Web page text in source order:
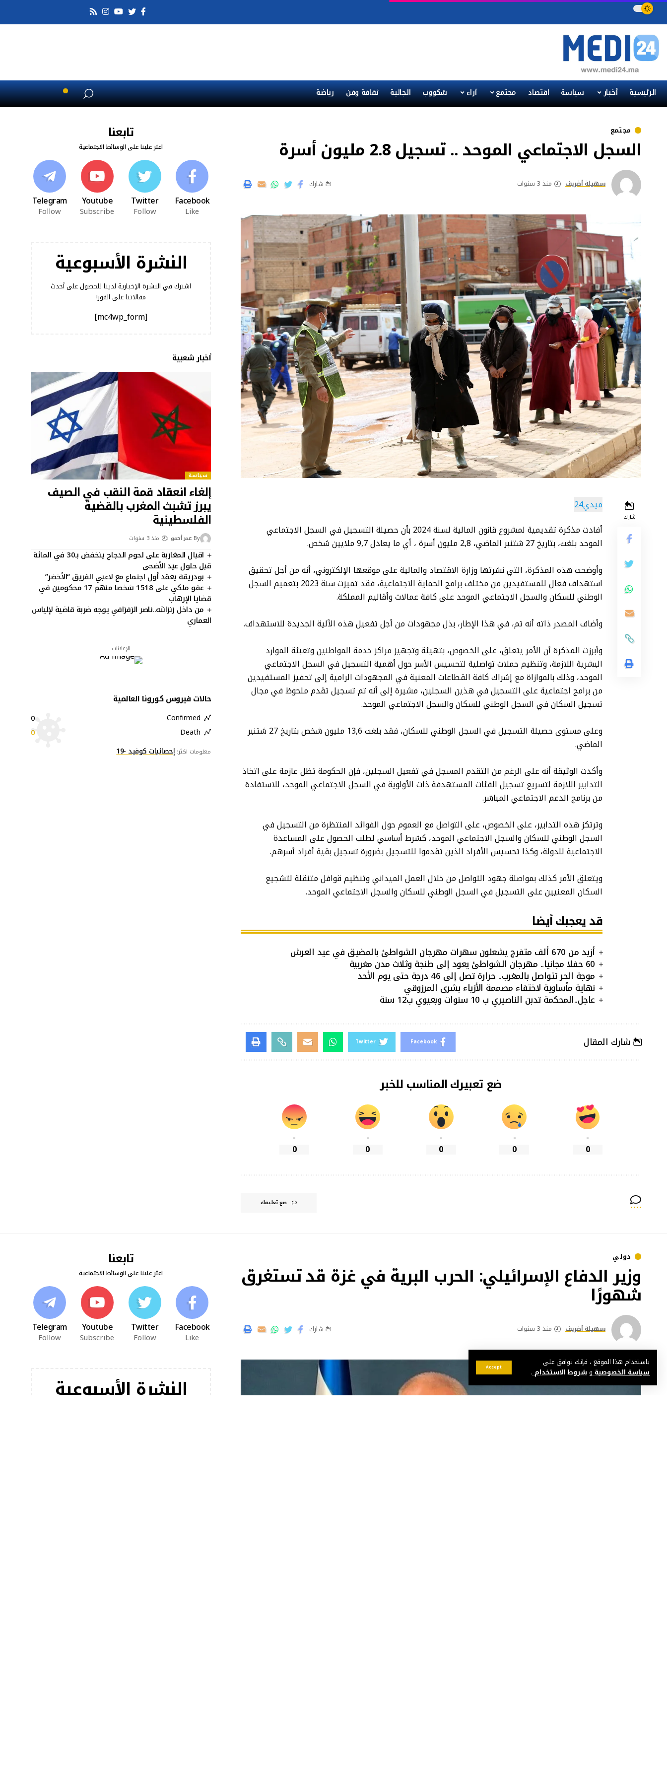
باستخدام هذا الموقع ، فإنك توافق على
سياسة الخصوصيةو شروط الاستخدام.
Accept
الرئيسية أخبار سياسة اقتصاد مجتمع آراء سْكووب الجالية ثقافة وفن رياضة
مجتمع
السجل الاجتماعي الموحد .. تسجيل 2.8 مليون أسرة
سهيلة أضريف منذ 3 سنوات شارك
شارك
ميدي24
أفادت مذكرة تقديمية لمشروع قانون المالية لسنة 2024 بأن حصيلة التسجيل في السجل الاجتماعي
الموحد بلغت، بتاريخ 27 شتنبر الماضي، 2,8 مليون أسرة ، أي ما يعادل 9,7 ملايين شخص.
وأوضحت هذه المذكرة، التي نشرتها وزارة الاقتصاد والمالية على موقعها الإلكتروني، أنه من أجل تحقيق
استهداف فعال للمستفيدين من مختلف برامج الحماية الاجتماعية، فقد تميزت سنة 2023 بتعميم السجل
الوطني للسكان والسجل الاجتماعي الموحد على كافة عمالات وأقاليم المملكة.
وأضاف المصدر ذاته أنه تم، في هذا الإطار، بذل مجهودات من أجل تفعيل هذه الآلية الجديدة للاستهداف.
وأبرزت المذكرة أن الأمر يتعلق، على الخصوص، بتهيئة وتجهيز مراكز خدمة المواطنين وتعبئة الموارد
البشرية اللازمة، وتنظيم حملات تواصلية لتحسيس الأسر حول أهمية التسجيل في السجل الاجتماعي
الموحد، وذلك بالموازاة مع إشراك كافة القطاعات المعنية في المجهودات الرامية إلى تحفيز المستفيدين
من برامج اجتماعية على التسجيل في هذين السجلين، مشيرة إلى أنه تم تسجيل تقدم ملحوظ في مجال
تسجيل السكان في السجل الوطني للسكان والسجل الاجتماعي الموحد.
وعلى مستوى حصيلة التسجيل في السجل الوطني للسكان، فقد بلغت 13,6 مليون شخص بتاريخ 27 شتنبر
الماضي.
وأكدت الوثيقة أنه على الرغم من التقدم المسجل في تفعيل السجلين، فإن الحكومة تظل عازمة على اتخاذ
التدابير اللازمة لتسريع تسجيل الفئات المستهدفة ذات الأولوية في السجل الاجتماعي الموحد، للاستفادة
من برنامج الدعم الاجتماعي المباشر.
وترتكز هذه التدابير، على الخصوص، على التواصل مع العموم حول الفوائد المنتظرة من التسجيل في
السجل الوطني للسكان والسجل الاجتماعي الموحد، كشرط أساسي لطلب الحصول على المساعدة
الاجتماعية للدولة، وكذا تحسيس الأفراد الذين تقدموا للتسجيل بضرورة تسجيل بقية أفراد أسرهم.
ويتعلق الأمر كذلك بمواصلة جهود التواصل من خلال العمل الميداني وتنظيم قوافل متنقلة لتشجيع
السكان المعنيين على التسجيل في السجل الوطني للسكان والسجل الاجتماعي الموحد.
قد يعجبك أيضا
أزيد من 670 ألف متفرج يشعلون سهرات مهرجان الشواطئ بالمضيق في عيد العرش
60 حفلا مجانيا.. مهرجان الشواطئ يعود إلى طنجة وثلاث مدن مغربية
موجة الحر تتواصل بالمغرب.. حرارة تصل إلى 46 درجة حتى يوم الأحد
نهاية مأساوية لاختفاء مصممة الأزياء بشرى المرزوقي
عاجل..المحكمة تدبن الناصيري ب 10 سنوات وبعيوي ب12 سنة
شارك المقال Facebook
Twitter
ضع تعبيرك المناسب للخبر
-
0
-
0
-
0
-
0
-
0
ضع تعليقك
تابعنا
اعثر علينا على الوسائط الاجتماعية
Facebook
Like
Twitter
Follow
Youtube
Subscribe
Telegram
Follow
النشرة الأسبوعية
اشترك في النشرة الإخبارية لدينا للحصول على أحدث
مقالاتنا على الفور!
[mc4wp_form]
أخبار شعبية
سياسة
إلغاء انعقاد قمة النقب في الصيف
يبرز تشبث المغرب بالقضية
الفلسطينية
By عمر أحمو منذ 3 سنوات
اقبال المغاربة على لحوم الدجاج ينخفض بـ30 في المائة
قبل حلول عيد الأضحى‬
بودريقة يعقد أول اجتماع مع لاعبي الفريق “الأخضر”
عفو ملكي على 1518 شخصا منهم 17 محكومين في
قضايا الإرهاب
من داخل زنزانته..ناصر الزفزافي يوجه ضربة قاضية لإلياس
العماري
- الإعلانات -
حالات فيروس كورونا العالمية
Confirmed
0
Death
0
معلومات اكثر:إحصائيات كوفيد -19
دولي
وزير الدفاع الإسرائيلي: الحرب البرية في غزة قد تستغرق
شهورًا
سهيلة أضريف منذ 3 سنوات شارك
تابعنا
اعثر علينا على الوسائط الاجتماعية
Facebook
Like
Twitter
Follow
Youtube
Subscribe
Telegram
Follow
النشرة الأسبوعية